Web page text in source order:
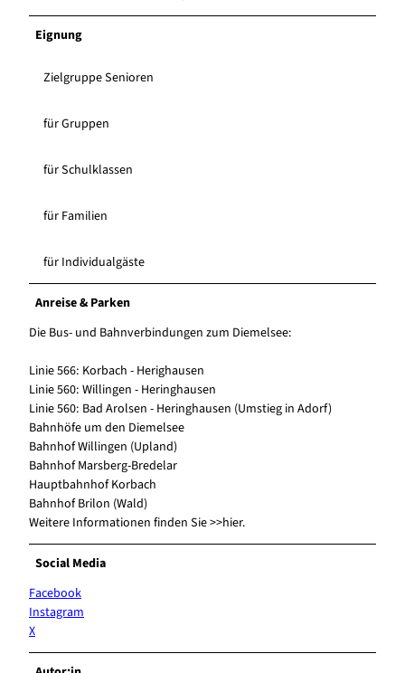
Eignung
Zielgruppe Senioren
für Gruppen
für Schulklassen
für Familien
für Individualgäste
Anreise & Parken
Die Bus- und Bahnverbindungen zum Diemelsee:
Linie 566: Korbach - Herighausen
Linie 560: Willingen - Heringhausen
Linie 560: Bad Arolsen - Heringhausen (Umstieg in Adorf)
Bahnhöfe um den Diemelsee
Bahnhof Willingen (Upland)
Bahnhof Marsberg-Bredelar
Hauptbahnhof Korbach
Bahnhof Brilon (Wald)
Weitere Informationen finden Sie >>hier.
Social Media
Facebook
Instagram
X